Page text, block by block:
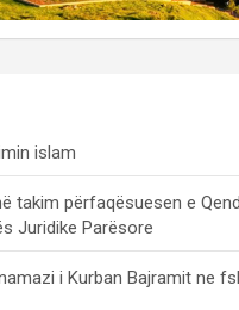
islam
takim përfaqësuesen e
Juridike Parësore
i Kurban Bajramit ne